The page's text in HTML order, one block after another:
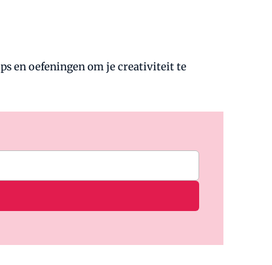
en oefeningen om je creativiteit te